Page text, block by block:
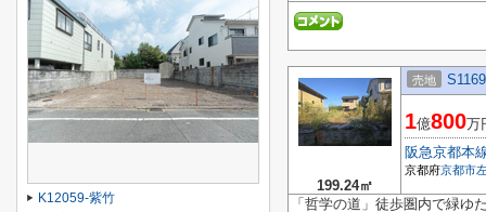
199.24㎡
売地
1億800万
阪急京都本
京都府京都市
「哲学の道」徒歩圏内で緑
K12059-紫竹